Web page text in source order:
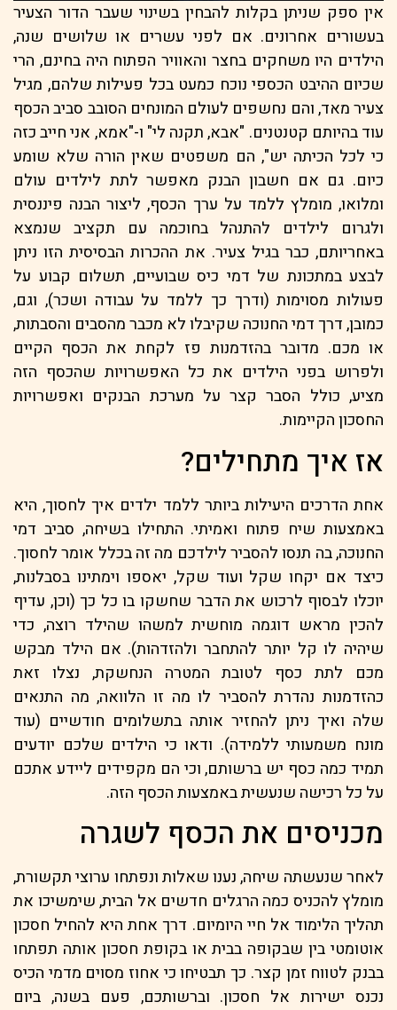
אין ספק שניתן בקלות להבחין בשינוי שעבר הדור הצעיר
בעשורים אחרונים. אם לפני עשרים או שלושים שנה,
הילדים היו משחקים בחצר והאוויר הפתוח היה בחינם, הרי
שכיום ההיבט הכספי נוכח כמעט בכל פעילות שלהם, מגיל
צעיר מאד, והם נחשפים לעולם המונחים הסובב סביב הכסף
עוד בהיותם קטנטנים. "אבא, תקנה לי" ו-"אמא, אני חייב כזה
כי לכל הכיתה יש", הם משפטים שאין הורה שלא שומע
כיום. גם אם חשבון הבנק מאפשר לתת לילדים עולם
ומלואו, מומלץ ללמד על ערך הכסף, ליצור הבנה פיננסית
ולגרום לילדים להתנהל בחוכמה עם תקציב שנמצא
באחריותם, כבר בגיל צעיר. את ההכרות הבסיסית הזו ניתן
לבצע במתכונת של דמי כיס שבועיים, תשלום קבוע על
פעולות מסוימות (ודרך כך ללמד על עבודה ושכר), וגם,
כמובן, דרך דמי החנוכה שקיבלו לא מכבר מהסבים והסבתות,
או מכם. מדובר בהזדמנות פז לקחת את הכסף הקיים
ולפרוש בפני הילדים את כל האפשרויות שהכסף הזה
מציע, כולל הסבר קצר על מערכת הבנקים ואפשרויות
החסכון הקיימות.
אז איך מתחילים?
אחת הדרכים היעילות ביותר ללמד ילדים איך לחסוך, היא
באמצעות שיח פתוח ואמיתי. התחילו בשיחה, סביב דמי
החנוכה, בה תנסו להסביר לילדכם מה זה בכלל אומר לחסוך.
כיצד אם יקחו שקל ועוד שקל, יאספו וימתינו בסבלנות,
יוכלו לבסוף לרכוש את הדבר שחשקו בו כל כך (וכן, עדיף
להכין מראש דוגמה מוחשית למשהו שהילד רוצה, כדי
שיהיה לו קל יותר להתחבר ולהזדהות). אם הילד מבקש
מכם לתת כסף לטובת המטרה הנחשקת, נצלו זאת
כהזדמנות נהדרת להסביר לו מה זו הלוואה, מה התנאים
שלה ואיך ניתן להחזיר אותה בתשלומים חודשיים (עוד
מונח משמעותי ללמידה). ודאו כי הילדים שלכם יודעים
תמיד כמה כסף יש ברשותם, וכי הם מקפידים ליידע אתכם
על כל רכישה שנעשית באמצעות הכסף הזה.
מכניסים את הכסף לשגרה
לאחר שנעשתה שיחה, נענו שאלות ונפתחו ערוצי תקשורת,
מומלץ להכניס כמה הרגלים חדשים אל הבית, שימשיכו את
תהליך הלימוד אל חיי היומיום. דרך אחת היא להחיל חסכון
אוטומטי בין שבקופה בבית או בקופת חסכון אותה תפתחו
בבנק לטווח זמן קצר. כך תבטיחו כי אחוז מסוים מדמי הכיס
נכנס ישירות אל חסכון. וברשותכם, פעם בשנה, ביום